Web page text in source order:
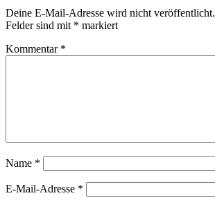
Deine E-Mail-Adresse wird nicht veröffentlicht.
Felder sind mit * markiert
Kommentar *
Name *
E-Mail-Adresse *